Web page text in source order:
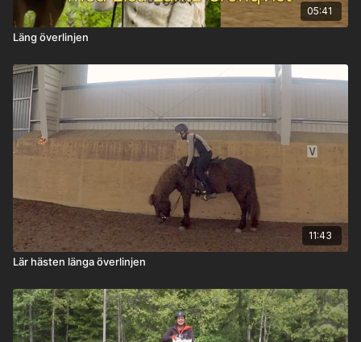
05:41
Läng överlinjen
11:43
Lär hästen länga överlinjen